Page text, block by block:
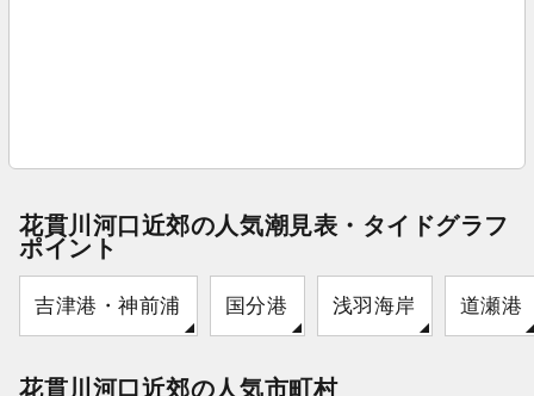
花貫川河口近郊の人気潮見表・タイドグラフ
ポイント
吉津港・神前浦 国分港 浅羽海岸 道瀬港
花貫川河口近郊の人気市町村